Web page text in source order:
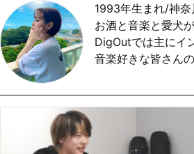
1993年生まれ/神奈
お酒と音楽と愛犬
DigOutでは主にイ
音楽好きな皆さん